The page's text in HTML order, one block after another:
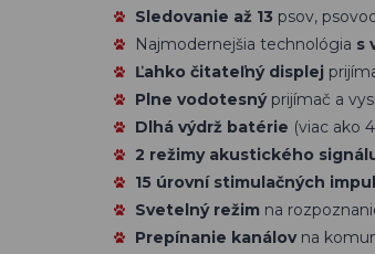
Sledovanie až 13 psov,
Najmodernejšia technológia s
Ľahko čitateľný displej
Plne vodotesný prijímač a
Dlhá výdrž batérie (viac ako
2 režimy akustického
15 úrovní stimulačných
Svetelný režim na
Prepínanie kanálovna